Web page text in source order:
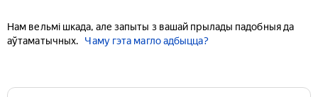
Нам вельмі шкада, але запыты з вашай прылады падобныя да
аўтаматычных.
Чаму гэта магло адбыцца?